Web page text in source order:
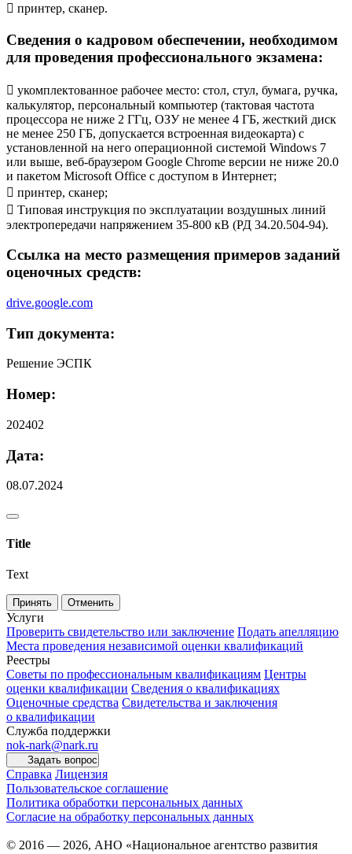
 принтер, сканер.
Сведения о кадровом обеспечении, необходимом
для проведения профессионального экзамена:
 укомплектованное рабочее место: стол, стул, бумага, ручка,
калькулятор, персональный компьютер (тактовая частота
процессора не ниже 2 ГГц, ОЗУ не менее 4 ГБ, жесткий диск
не менее 250 ГБ, допускается встроенная видеокарта) с
установленной на него операционной системой Windows 7
или выше, веб-браузером Google Chrome версии не ниже 20.0
и пакетом Microsoft Office с доступом в Интернет;
 принтер, сканер;
 Типовая инструкция по эксплуатации воздушных линий
электропередачи напряжением 35-800 кВ (РД 34.20.504-94).
Ссылка на место размещения примеров заданий
оценочных средств:
drive.google.com
Тип документа:
Решение ЭСПК
Номер:
202402
Дата:
08.07.2024
Title
Text
Принять Отменить
Услуги
Проверить свидетельство или заключение Подать апелляцию
Места проведения независимой оценки квалификаций
Реестры
Советы по профессиональным квалификациям Центры
оценки квалификации Сведения о квалификациях
Оценочные средства Свидетельства и заключения
о квалификации
Служба поддержки
nok-nark@nark.ru
Задать вопрос
Справка Лицензия
Пользовательское соглашение
Политика обработки персональных данных
Согласие на обработку персональных данных
© 2016 — 2026, АНО «Национальное агентство развития